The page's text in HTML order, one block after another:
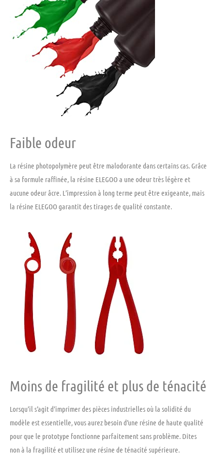
Faible odeur
La résine photopolymère peut être malodorante dans certains cas. Grâce
à sa formule raffinée, la résine ELEGOO a une odeur très légère et
aucune odeur âcre. L’impression à long terme peut être exigeante, mais
la résine ELEGOO garantit des tirages de qualité constante.
Moins de fragilité et plus de ténacité
Lorsqu’il s’agit d’imprimer des pièces industrielles où la solidité du
modèle est essentielle, vous aurez besoin d’une résine de haute qualité
pour que le prototype fonctionne parfaitement sans problème. Dites
non à la fragilité et utilisez une résine de ténacité supérieure.